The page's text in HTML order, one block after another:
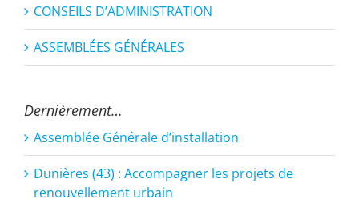
CONSEILS D’ADMINISTRATION
ASSEMBLÉES GÉNÉRALES
Dernièrement…
Assemblée Générale d’installation
Dunières (43) : Accompagner les projets de
renouvellement urbain